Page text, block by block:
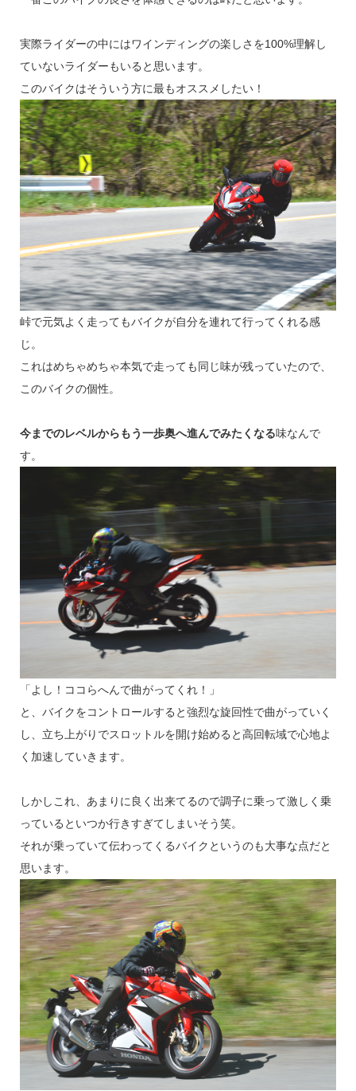
実際ライダーの中にはワインディングの楽しさを100%理解し
ていないライダーもいると思います。
このバイクはそういう方に最もオススメしたい！
峠で元気よく走ってもバイクが自分を連れて行ってくれる感
じ。
これはめちゃめちゃ本気で走っても同じ味が残っていたので、
このバイクの個性。
今までのレベルからもう一歩奥へ進んでみたくなる味なんで
す。
「よし！ココらへんで曲がってくれ！」
と、バイクをコントロールすると強烈な旋回性で曲がっていく
し、立ち上がりでスロットルを開け始めると高回転域で心地よ
く加速していきます。
しかしこれ、あまりに良く出来てるので調子に乗って激しく乗
っているといつか行きすぎてしまいそう笑。
それが乗っていて伝わってくるバイクというのも大事な点だと
思います。